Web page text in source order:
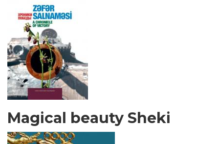
Magical beauty Sheki